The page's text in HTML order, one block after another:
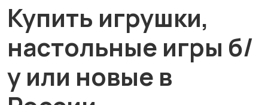
Купить игрушки,
настольные игры б/
у или новые в